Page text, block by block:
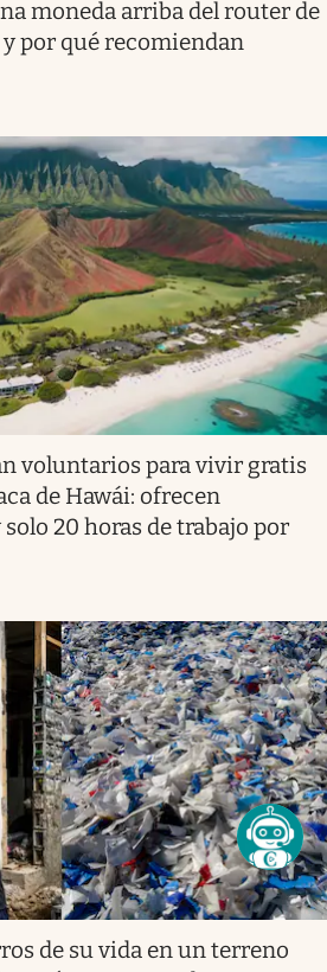
moneda arriba del router de
por qué recomiendan
voluntarios para vivir gratis
de Hawái: ofrecen
20 horas de trabajo por
de su vida en un terreno